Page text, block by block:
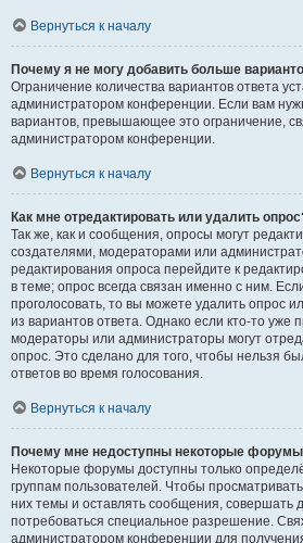
Вернуться к началу
Почему я не могу добавить больше
Ограничение количества вариантов ответа
администратором конференции. Если вам
вариантов, превышающее это ограничение,
администратором конференции.
Вернуться к началу
Как мне отредактировать или удалить
Так же, как и сообщения, опросы могут
создателями, модераторами или
редактирования опроса перейдите к
в теме; опрос всегда связан именно с ним.
проголосовать, то вы можете удалить опрос
из вариантов ответа. Однако если кто-то уже
модераторы или администраторы могут
опрос. Это сделано для того, чтобы нельзя
ответов во время голосования.
Вернуться к началу
Почему мне недоступны некоторые
Некоторые форумы доступны только
группам пользователей. Чтобы
них темы и оставлять сообщения, совершать
потребоваться специальное разрешение.
администратором конференции для